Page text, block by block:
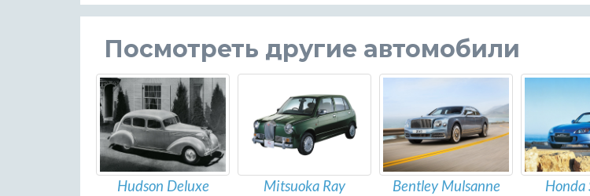
Посмотреть другие автомобили
Hudson Deluxe
Mitsuoka Ray
Bentley Mulsanne